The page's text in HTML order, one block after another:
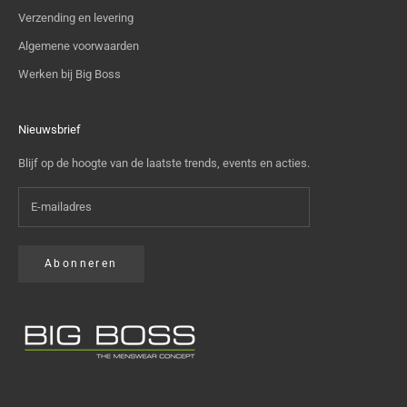
Verzending en levering
Algemene voorwaarden
Werken bij Big Boss
Nieuwsbrief
Blijf op de hoogte van de laatste trends, events en acties.
Abonneren